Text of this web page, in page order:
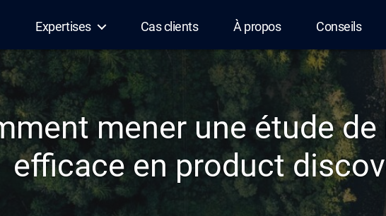
Expertises Cas clients À propos Conseils
mener une étude
efficace en product